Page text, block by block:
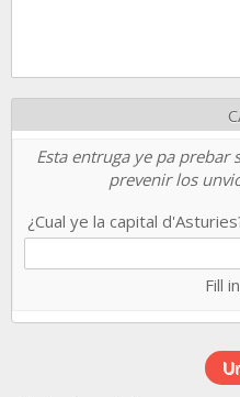
Esta entruga ye pa prebar
prevenir los
¿Cual ye la capital
Fill